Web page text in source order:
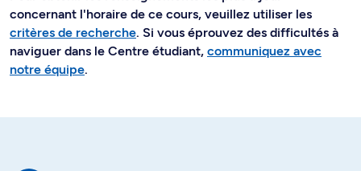
concernant l'horaire de ce cours, veuillez utiliser les
critères de recherche. Si vous éprouvez des difficultés à
naviguer dans le Centre étudiant, communiquez avec
notre équipe.